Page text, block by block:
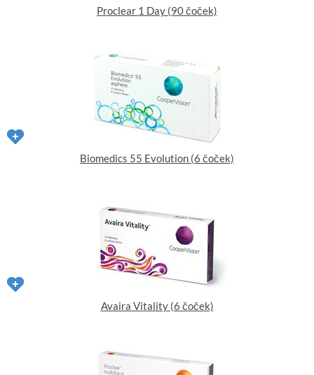
Proclear 1 Day (90 čoček)
Biomedics 55 Evolution (6 čoček)
Avaira Vitality (6 čoček)